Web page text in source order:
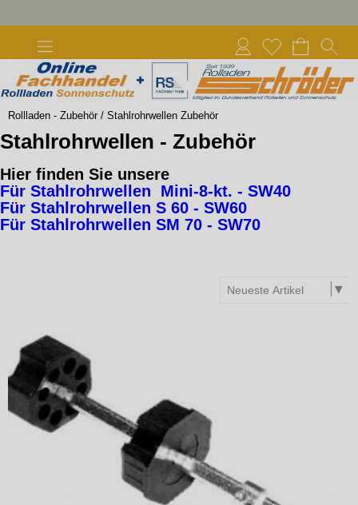
Rollladen - Zubehör / Stahlrohrwellen Zubehör
Stahlrohrwellen - Zubehör
Hier finden Sie unsere
Für Stahlrohrwellen Mini-8-kt. - SW40
Für Stahlrohrwellen S 60 - SW60
Für Stahlrohrwellen SM 70 - SW70